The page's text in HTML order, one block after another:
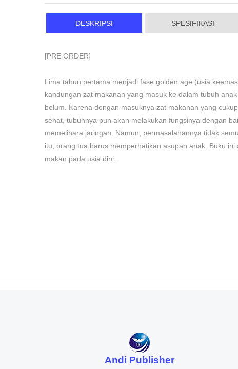
DESKRIPSI SPESIFIKASI
[PRE ORDER]
Lima tahun pertama menjadi fase golden age (usia
kandungan zat makanan yang masuk ke dalam tubuh
belum. Karena dengan masuknya zat makanan yang
sehat, tubuhnya pun akan melakukan fungsinya dengan
memelihara jaringan. Namun, permasalahannya tidak
itu, orang tua harus memperhatikan asupan anak. Buku
makan pada usia dini.
Andi Publisher